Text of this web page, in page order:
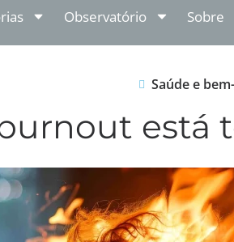
Observatório Sobre
Saúde e
está